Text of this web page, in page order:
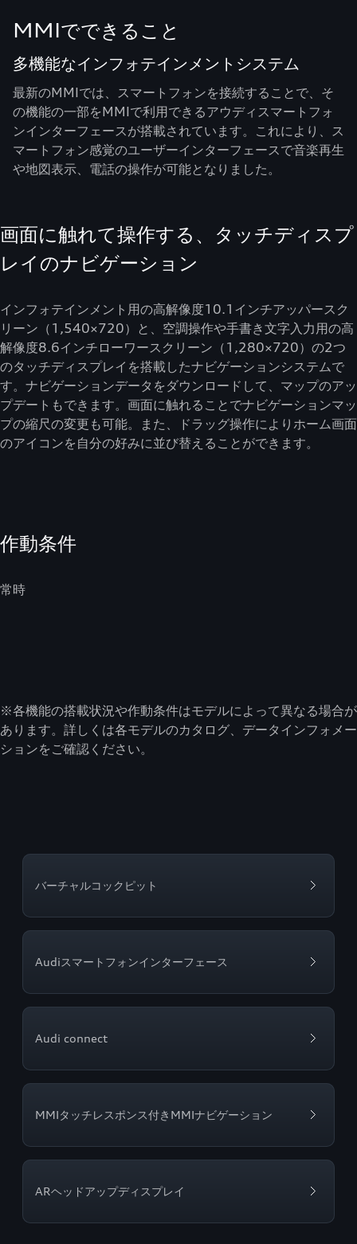
MMIでできること
多機能なインフォテインメントシステム
最新のMMIでは、スマートフォンを接続することで、そ
の機能の一部をMMIで利用できるアウディスマートフォ
ンインターフェースが搭載されています。これにより、ス
マートフォン感覚のユーザーインターフェースで音楽再生
や地図表示、電話の操作が可能となりました。
画面に触れて操作する、タッチディスプ
レイのナビゲーション
インフォテインメント用の高解像度10.1インチアッパースク
リーン（1,540×720）と、空調操作や手書き文字入力用の高
解像度8.6インチローワースクリーン（1,280×720）の2つ
のタッチディスプレイを搭載したナビゲーションシステムで
す。ナビゲーションデータをダウンロードして、マップのアッ
プデートもできます。画面に触れることでナビゲーションマッ
プの縮尺の変更も可能。また、ドラッグ操作によりホーム画面
のアイコンを自分の好みに並び替えることができます。
作動条件
常時
※各機能の搭載状況や作動条件はモデルによって異なる場合が
あります。詳しくは各モデルのカタログ、データインフォメー
ションをご確認ください。
バーチャルコックピット
Audiスマートフォンインターフェース
Audi connect
MMIタッチレスポンス付きMMIナビゲーション
ARヘッドアップディスプレイ